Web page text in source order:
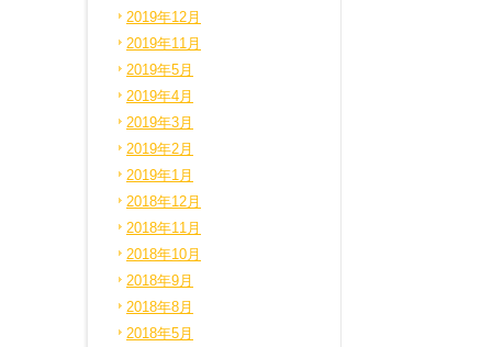
2019年12月
2019年11月
2019年5月
2019年4月
2019年3月
2019年2月
2019年1月
2018年12月
2018年11月
2018年10月
2018年9月
2018年8月
2018年5月